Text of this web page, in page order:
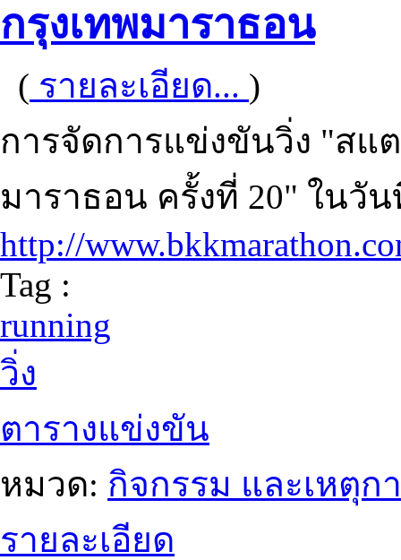
กรุงเทพมาราธอน
( รายละเอียด... )
การจัดการแข่งขันวิ่ง "สแ
มาราธอน ครั้งที่ 20" ในวั
http://
Tag :
running
วิ่ง
ตารางแข่งขัน
หมวด: กิจกรรม และเหตุ
รายละเอียด